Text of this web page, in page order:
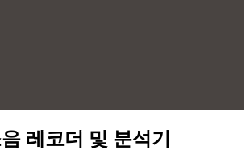
레코더 및 분석기